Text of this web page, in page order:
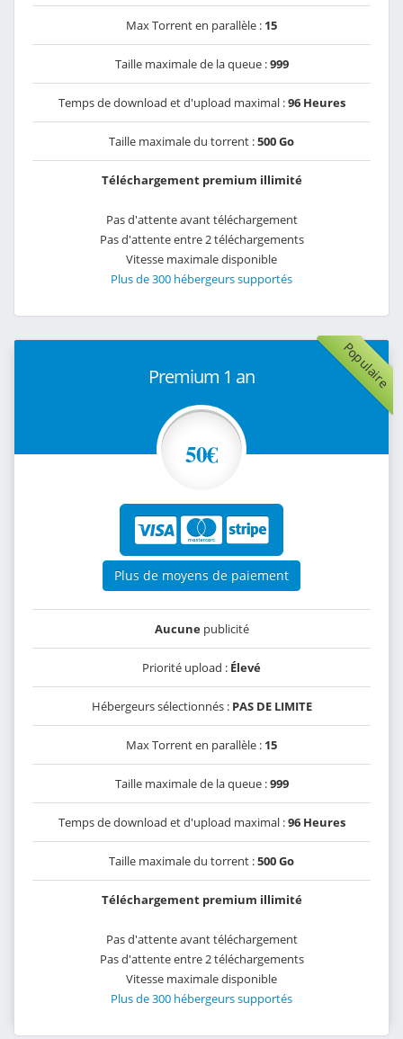
Max Torrent en parallèle : 15
Taille maximale de la queue :999
Temps de download et d'upload maximal :96 Heures
Taille maximale du torrent :500 Go
Téléchargement premium illimité
Pas d'attente avant téléchargement
Pas d'attente entre 2 téléchargements
Vitesse maximale disponible
Plus de 300 hébergeurs supportés
Populaire
Premium 1 an
50€
Plus de moyens de paiement
Aucunepublicité
Priorité upload : Élevé
Hébergeurs sélectionnés : PAS DE LIMITE
Max Torrent en parallèle : 15
Taille maximale de la queue :999
Temps de download et d'upload maximal :96 Heures
Taille maximale du torrent :500 Go
Téléchargement premium illimité
Pas d'attente avant téléchargement
Pas d'attente entre 2 téléchargements
Vitesse maximale disponible
Plus de 300 hébergeurs supportés